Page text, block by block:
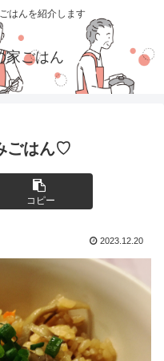
はんを紹介します
家ごはん
ごはん♡
コピー
2023.12.20